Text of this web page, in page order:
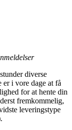
diverse
i vore dage at få
for at hente din
fremkommelig,
leveringstype